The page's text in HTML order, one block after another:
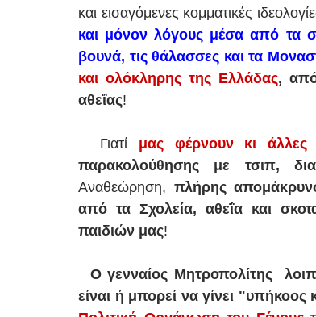
και εισαγόμενες κομματικές
και μόνον λόγους μέσα από τα
βουνά, τις θάλασσες και τα
και ολόκληρης της Ελλάδας,
αθεΐας!
Γιατί μας φέρνουν κι άλλες
παρακολούθησης με τσιπ,
Αναθεώρηση, πλήρης
από τα Σχολεία, αθεΐα και
παιδιών μας!
Ο γενναίος Μητροπολίτης
είναι ή μπορεί να γίνει